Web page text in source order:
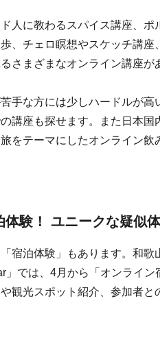
人に教わるスパイス講座、
、チェロ瞑想やスケッチ講
さまざまなオンライン講座が
手な方には少しハードルが
の講座も探せます。また日本
をテーマにしたオンライン
体験！ ユニークな疑似
宿泊体験」もあります。和
」では、4月から「オンライ
観光スポット紹介、参加者